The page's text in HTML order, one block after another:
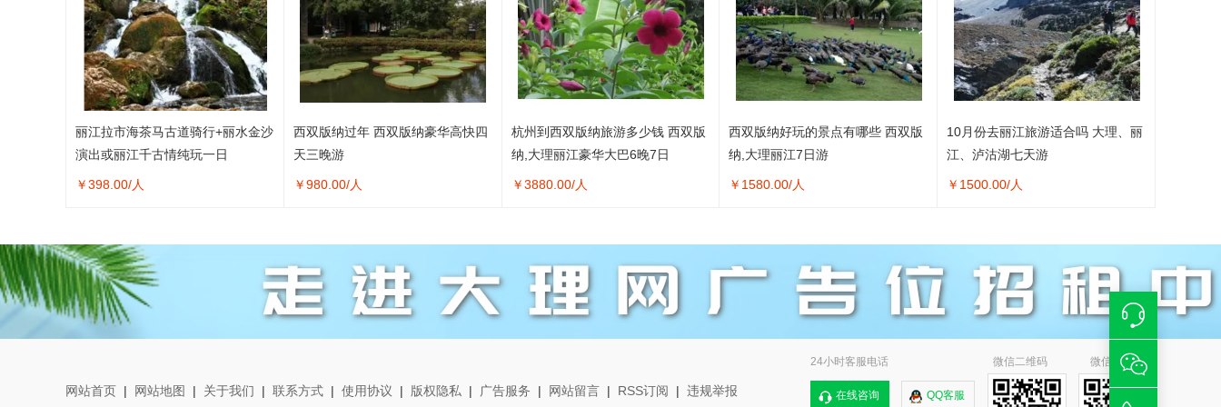
丽江拉市海茶马古道骑行+丽水金沙
演出或丽江千古情纯玩一日
￥398.00/人
西双版纳过年 西双版纳豪华高快四
天三晚游
￥980.00/人
杭州到西双版纳旅游多少钱 西双版
纳,大理丽江豪华大巴6晚7日
￥3880.00/人
西双版纳好玩的景点有哪些 西双版
纳,大理丽江7日游
￥ 1580.00/人
10月份去丽江旅游适合吗 大理、丽
江、泸沽湖七天游
￥ 1500.00/人
网站首页 | 网站地图 | 关于我们 | 联系方式 | 使用协议 | 版权隐私 | 广告服务 | 网站留言 | RSS订阅 | 违规举报
微信二维码 微信小程序
24小时客服电话
在线咨询 QQ客服